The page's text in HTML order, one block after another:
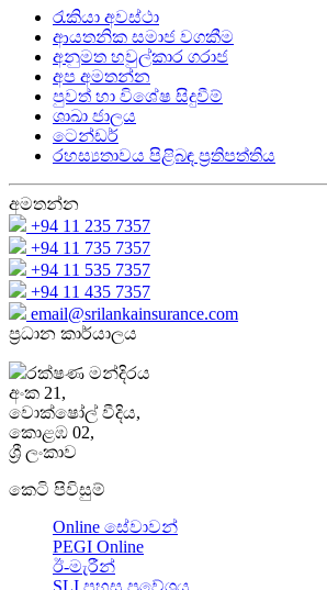
රැකියා අවස්ථා
ආයතනික සමාජ වගකීම
අනුමත හවුල්කාර ගරාජ
අප අමතන්න
පුවත් හා විශේෂ සිදුවීම්
ශාඛා ජාලය
ටෙන්ඩර්
රහස්‍යතාවය පිළිබඳ ප්‍රතිපත්තිය
අමතන්න
+94 11 235 7357
+94 11 735 7357
+94 11 535 7357
+94 11 435 7357
email@srilankainsurance.com
ප්‍රධාන කාර්යාලය
රක්ෂණ මන්දිරය
අංක 21,
වොක්ෂෝල් වීදිය,
කොළඹ 02,
ශ්‍රී ලංකාව
කෙටි පිවිසුම්
Online සේවාවන්
PEGI Online
ඊ-මැරීන්
SLI පහසු ප්‍රවේශය